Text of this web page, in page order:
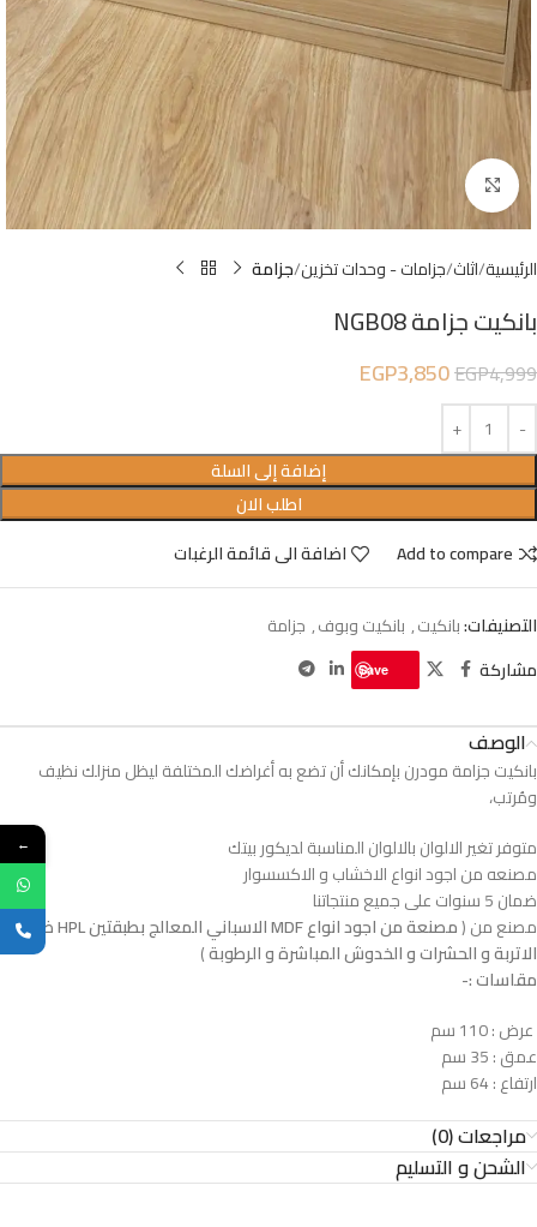
Click to enlarge
الرئيسية اثاث جزامات - وحدات تخزين جزامة
بانكيت جزامة NGB08
EGP4,999
EGP3,850
إضافة إلى السلة
اطلب الان
Add to compare
اضافة الى قائمة الرغبات
التصنيفات:بانكيت, بانكيت وبوف, جزامة
مشاركة
Save
الوصف
بانكيت جزامة مودرن بإمكانك أن تضع به أغراضك المختلفة ليظل منزلك نظيف
ومُرتب،
متوفر تغير الالوان بالالوان المناسبة لديكور بيتك
مصنعه من اجود انواع الاخشاب و الاكسسوار
ضمان 5 سنوات على جميع منتجاتنا
مصنع من (
مصنعة من اجود انواع MDF الاسباني المعالج بطبقتين HPL ضدد
الاتربة و الحشرات و الخدوش المباشرة و الرطوبة)
مقاسات :-
عرض : 110 سم
عمق : 35 سم
ارتفاع : 64 سم
مراجعات (0)
الشحن و التسليم
←